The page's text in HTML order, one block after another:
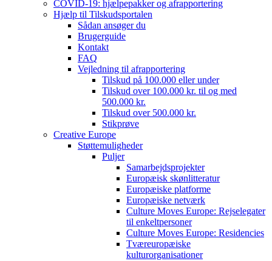
COVID-19: hjælpepakker og afrapportering
Hjælp til Tilskudsportalen
Sådan ansøger du
Brugerguide
Kontakt
FAQ
Vejledning til afrapportering
Tilskud på 100.000 eller under
Tilskud over 100.000 kr. til og med
500.000 kr.
Tilskud over 500.000 kr.
Stikprøve
Creative Europe
Støttemuligheder
Puljer
Samarbejdsprojekter
Europæisk skønlitteratur
Europæiske platforme
Europæiske netværk
Culture Moves Europe: Rejselegater
til enkeltpersoner
Culture Moves Europe: Residencies
Tværeuropæiske
kulturorganisationer